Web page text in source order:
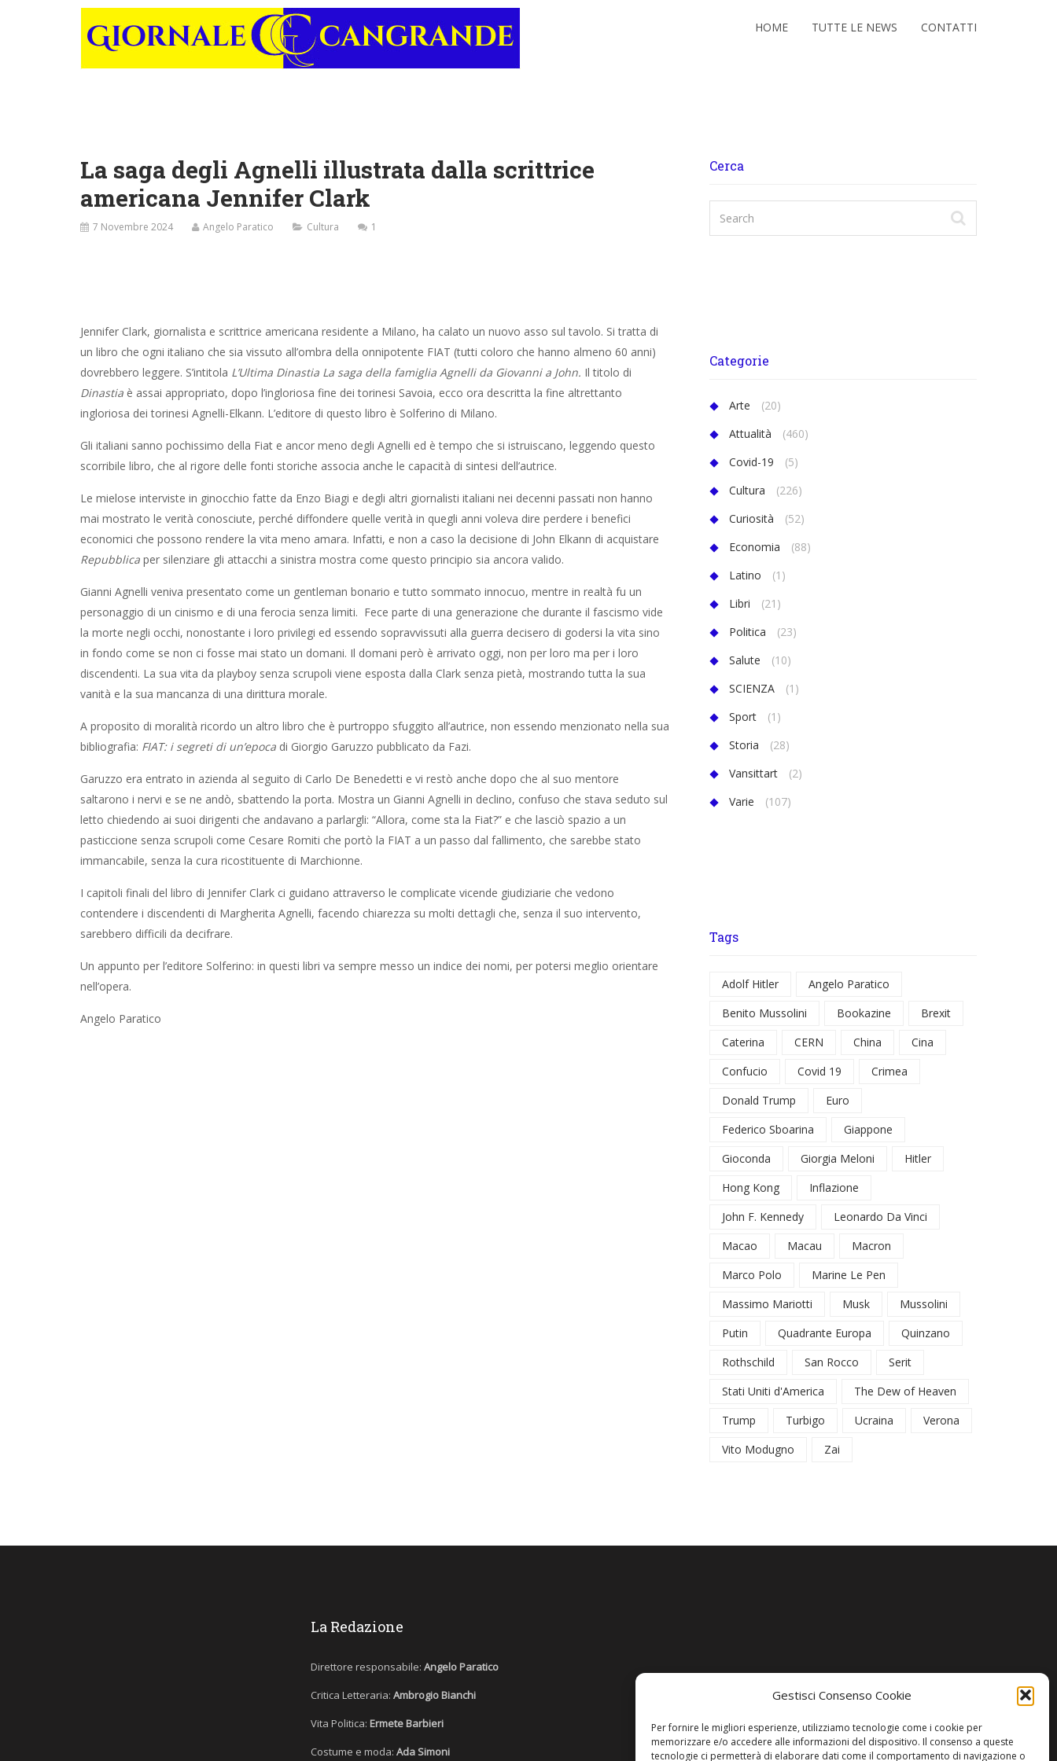
Gestisci Consenso Cookie
Per fornire le migliori esperienze, utilizziamo tecnologie come i cookie per
memorizzare e/o accedere alle informazioni del dispositivo. Il consenso a queste
tecnologie ci permetterà di elaborare dati come il comportamento di navigazione o
HOME TUTTE LE NEWS CONTATTI
La saga degli Agnelli illustrata dalla scrittrice
americana Jennifer Clark
7 Novembre 2024 Angelo Paratico Cultura 1
Jennifer Clark, giornalista e scrittrice americana residente a Milano, ha calato un nuovo asso sul tavolo. Si tratta di
un libro che ogni italiano che sia vissuto all’ombra della onnipotente FIAT (tutti coloro che hanno almeno 60 anni)
dovrebbero leggere. S’intitola L’Ultima Dinastia La saga della famiglia Agnelli da Giovanni a John. Il titolo di
Dinastia è assai appropriato, dopo l’ingloriosa fine dei torinesi Savoia, ecco ora descritta la fine altrettanto
ingloriosa dei torinesi Agnelli-Elkann. L’editore di questo libro è Solferino di Milano.
Gli italiani sanno pochissimo della Fiat e ancor meno degli Agnelli ed è tempo che si istruiscano, leggendo questo
scorribile libro, che al rigore delle fonti storiche associa anche le capacità di sintesi dell’autrice.
Le mielose interviste in ginocchio fatte da Enzo Biagi e degli altri giornalisti italiani nei decenni passati non hanno
mai mostrato le verità conosciute, perché diffondere quelle verità in quegli anni voleva dire perdere i benefici
economici che possono rendere la vita meno amara. Infatti, e non a caso la decisione di John Elkann di acquistare
Repubblica per silenziare gli attacchi a sinistra mostra come questo principio sia ancora valido.
Gianni Agnelli veniva presentato come un gentleman bonario e tutto sommato innocuo, mentre in realtà fu un
personaggio di un cinismo e di una ferocia senza limiti. Fece parte di una generazione che durante il fascismo vide
la morte negli occhi, nonostante i loro privilegi ed essendo sopravvissuti alla guerra decisero di godersi la vita sino
in fondo come se non ci fosse mai stato un domani. Il domani però è arrivato oggi, non per loro ma per i loro
discendenti. La sua vita da playboy senza scrupoli viene esposta dalla Clark senza pietà, mostrando tutta la sua
vanità e la sua mancanza di una dirittura morale.
A proposito di moralità ricordo un altro libro che è purtroppo sfuggito all’autrice, non essendo menzionato nella sua
bibliografia: FIAT: i segreti di un’epoca di Giorgio Garuzzo pubblicato da Fazi.
Garuzzo era entrato in azienda al seguito di Carlo De Benedetti e vi restò anche dopo che al suo mentore
saltarono i nervi e se ne andò, sbattendo la porta. Mostra un Gianni Agnelli in declino, confuso che stava seduto sul
letto chiedendo ai suoi dirigenti che andavano a parlargli: “Allora, come sta la Fiat?” e che lasciò spazio a un
pasticcione senza scrupoli come Cesare Romiti che portò la FIAT a un passo dal fallimento, che sarebbe stato
immancabile, senza la cura ricostituente di Marchionne.
I capitoli finali del libro di Jennifer Clark ci guidano attraverso le complicate vicende giudiziarie che vedono
contendere i discendenti di Margherita Agnelli, facendo chiarezza su molti dettagli che, senza il suo intervento,
sarebbero difficili da decifrare.
Un appunto per l’editore Solferino: in questi libri va sempre messo un indice dei nomi, per potersi meglio orientare
nell’opera.
Angelo Paratico
Cerca
Categorie
Arte
(20)
Attualità
(460)
Covid-19
(5)
Cultura
(226)
Curiosità
(52)
Economia
(88)
Latino
(1)
Libri
(21)
Politica
(23)
Salute
(10)
SCIENZA
(1)
Sport
(1)
Storia
(28)
Vansittart
(2)
Varie
(107)
Tags
Adolf Hitler
Angelo Paratico
Benito Mussolini
Bookazine
Brexit
Caterina
CERN China
Cina
Confucio
Covid 19
Crimea
Donald Trump
Euro
Federico Sboarina
Giappone
Gioconda
Giorgia Meloni
Hitler
Hong Kong
Inflazione
John F. Kennedy
Leonardo Da Vinci
Macao
Macau
Macron
Marco Polo
Marine Le Pen
Massimo Mariotti
Musk
Mussolini
Putin
Quadrante Europa
Quinzano
Rothschild
San Rocco
Serit
Stati Uniti d'America
The Dew of Heaven
Trump
Turbigo Ucraina
Verona
Vito Modugno
Zai
La Redazione
Direttore responsabile: Angelo Paratico
Critica Letteraria: Ambrogio Bianchi
Vita Politica: Ermete Barbieri
Costume e moda: Ada Simoni